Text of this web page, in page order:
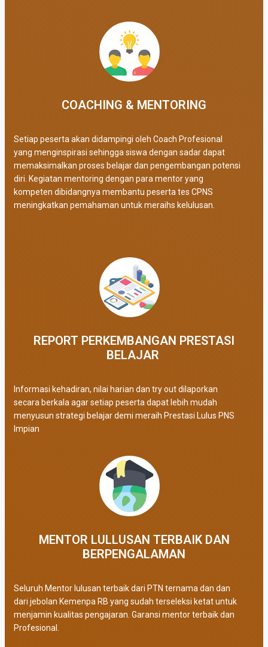
COACHING & MENTORING
Setiap peserta akan didampingi oleh Coach Profesional
yang menginspirasi sehingga siswa dengan sadar dapat
memaksimalkan proses belajar dan pengembangan potensi
diri. Kegiatan mentoring dengan para mentor yang
kompeten dibidangnya membantu peserta tes CPNS
meningkatkan pemahaman untuk meraihs kelulusan.
REPORT PERKEMBANGAN PRESTASI
BELAJAR ​
Informasi kehadiran, nilai harian dan try out dilaporkan
secara berkala agar setiap peserta dapat lebih mudah
menyusun strategi belajar demi meraih Prestasi Lulus PNS
Impian
MENTOR LULLUSAN TERBAIK DAN
BERPENGALAMAN
Seluruh Mentor lulusan terbaik dari PTN ternama dan dan
dari jebolan Kemenpa RB yang sudah terseleksi ketat untuk
menjamin kualitas pengajaran. Garansi mentor terbaik dan
Profesional.